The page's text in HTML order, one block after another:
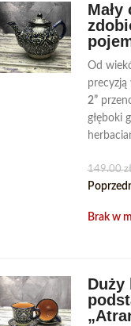
Od
precyzją
2”
głęboki
149.00zł
Brak w
Duży